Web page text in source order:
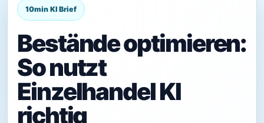
Bestände optimieren:
So nutzt
Einzelhandel KI
richtig